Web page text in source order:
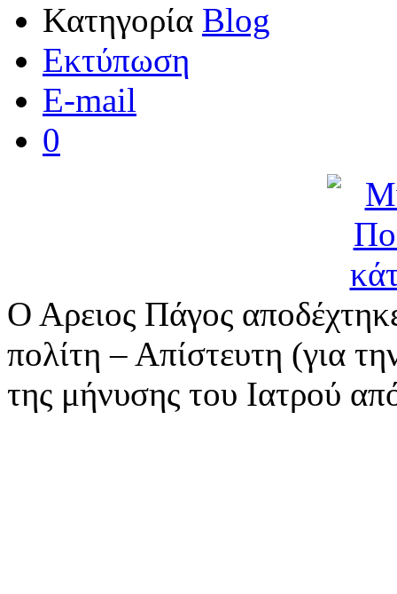
Κατηγορία Blog
Εκτύπωση
E-mail
0
Ο Αρειος Πάγος
πολίτη – Απίστευτη (για
της μήνυσης του Ιατρού